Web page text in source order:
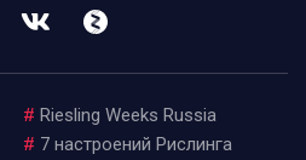
# Riesling Weeks Russia
# 7 настроений Рислинга